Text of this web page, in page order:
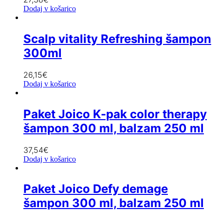
Dodaj v košarico
Scalp vitality Refreshing šampon
300ml
26,15€
Dodaj v košarico
Paket Joico K-pak color therapy
šampon 300 ml, balzam 250 ml
37,54€
Dodaj v košarico
Paket Joico Defy demage
šampon 300 ml, balzam 250 ml